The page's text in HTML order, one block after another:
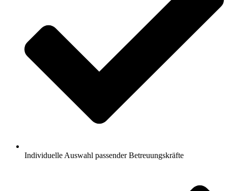
Individuelle Auswahl passender Betreuungskräfte